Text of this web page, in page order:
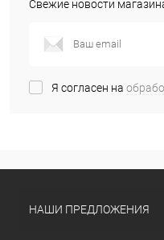
Свежие новости
Я согласен на
НАШИ ПРЕДЛОЖЕНИЯ